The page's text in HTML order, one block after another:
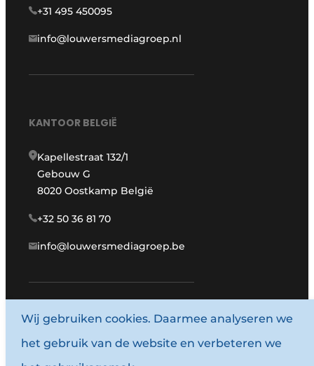
+31 495 450095
info@louwersmediagroep.nl
KANTOOR BELGIË
Kapellestraat 132/1
Gebouw G
8020 Oostkamp België
+32 50 36 81 70
info@louwersmediagroep.be
www.louwersmediagroep.com
© 1987 - 2026 Louwersmediagroep.
Wij gebruiken cookies. Daarmee analyseren we
het gebruik van de website en verbeteren we